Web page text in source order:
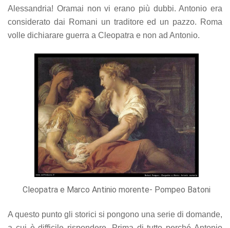
Alessandria! Oramai non vi erano più dubbi. Antonio era
considerato dai Romani un traditore ed un pazzo. Roma
volle dichiarare guerra a Cleopatra e non ad Antonio.
Cleopatra e Marco Antinio morente- Pompeo Batoni
A questo punto gli storici si pongono una serie di domande,